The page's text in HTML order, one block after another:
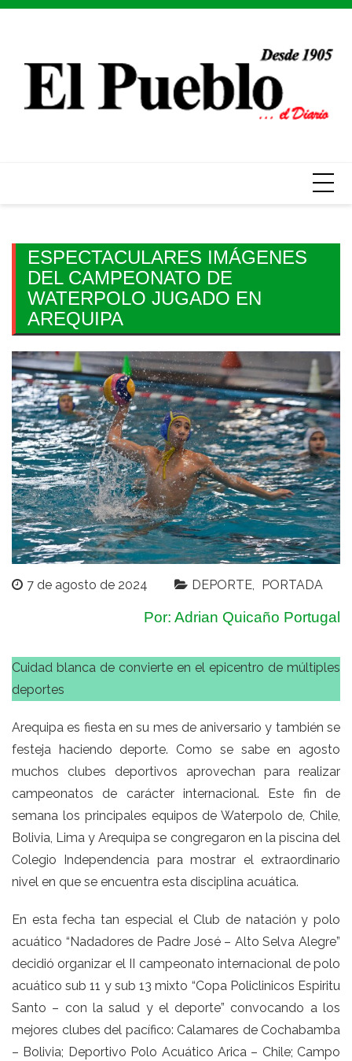
Skip
ESPECTACULARES IMÁGENES
DEL CAMPEONATO DE
WATERPOLO JUGADO EN
AREQUIPA
7 de agosto de 2024 DEPORTE PORTADA
Por: Adrian Quicaño Portugal
Cuidad blanca de convierte en el epicentro de múltiples
deportes
Arequipa es fiesta en su mes de aniversario y también se
festeja haciendo deporte. Como se sabe en agosto
muchos clubes deportivos aprovechan para realizar
campeonatos de carácter internacional. Este fin de
semana los principales equipos de Waterpolo de, Chile,
Bolivia, Lima y Arequipa se congregaron en la piscina del
Colegio Independencia para mostrar el extraordinario
nivel en que se encuentra esta disciplina acuática.
En esta fecha tan especial el Club de natación y polo
acuático “Nadadores de Padre José – Alto Selva Alegre”
decidió organizar el II campeonato internacional de polo
acuático sub 11 y sub 13 mixto “Copa Policlinicos Espiritu
Santo – con la salud y el deporte” convocando a los
mejores clubes del pacífico: Calamares de Cochabamba
– Bolivia; Deportivo Polo Acuático Arica – Chile; Campo